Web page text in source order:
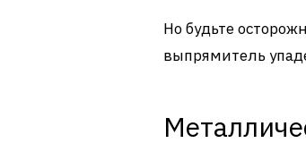
Но будьте
выпрямитель